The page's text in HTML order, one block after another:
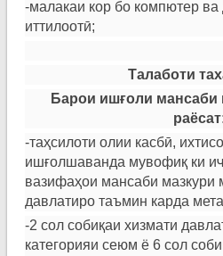
-малакаи кор бо компютер ва
иттилоотӣ;
Талаботи
Барои ишғоли мансаби
-таҳсилоти олии касбӣ,
ишғолшаванда мувофиқ ки
вазифаҳои мансаби мазкури
давлатиро таъмин карда
-2 сол собиқаи хизмати
категорияи сеюм ё 6 сол